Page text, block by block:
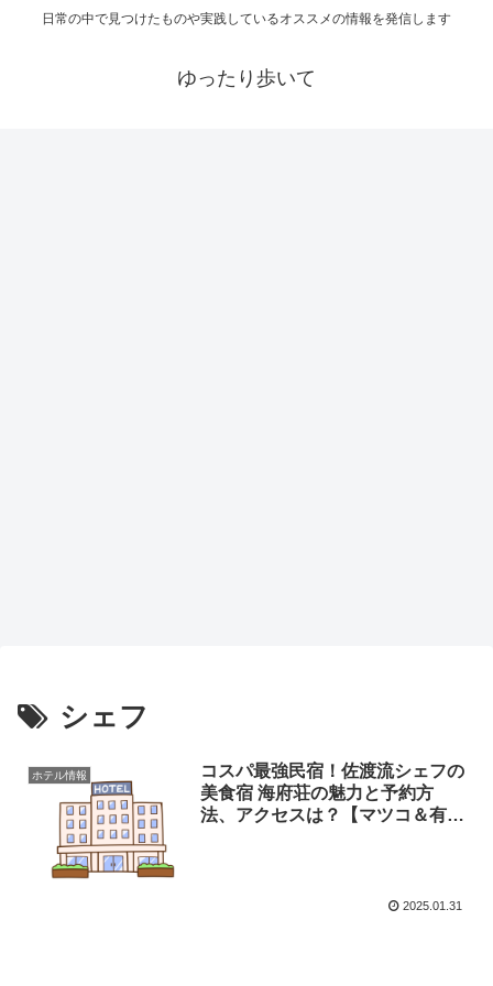
日常の中で見つけたものや実践しているオススメの情報を発信します
ゆったり歩いて
シェフ
ホテル情報
コスパ最強民宿！佐渡流シェフの
美食宿 海府荘の魅力と予約方
法、アクセスは？【マツコ＆有吉
2025.01.31